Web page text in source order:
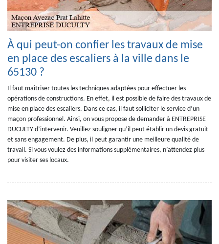
À qui peut-on confier les travaux de mise
en place des escaliers à la ville dans le
65130 ?
Il faut maîtriser toutes les techniques adaptées pour effectuer les
opérations de constructions. En effet, il est possible de faire des travaux de
mise en place des escaliers. Dans ce cas, il faut solliciter le service d’un
maçon professionnel. Ainsi, on vous propose de demander à ENTREPRISE
DUCULTY d’intervenir. Veuillez souligner qu’il peut établir un devis gratuit
et sans engagement. De plus, il peut garantir une meilleure qualité de
travail. Si vous voulez des informations supplémentaires, n’attendez plus
pour visiter ses locaux.